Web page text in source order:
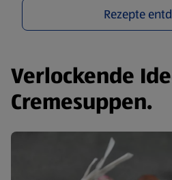
Rezepte
Verlockende
Cremesuppen.